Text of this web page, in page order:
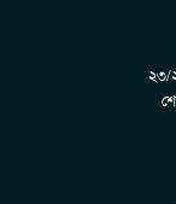
২৩/